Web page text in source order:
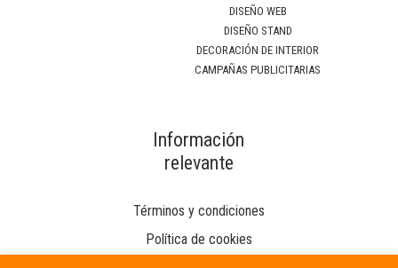
DISEÑO WEB
DISEÑO STAND
DECORACIÓN DE INTERIOR
CAMPAÑAS PUBLICITARIAS
Información
relevante
Términos y condiciones
Política de cookies